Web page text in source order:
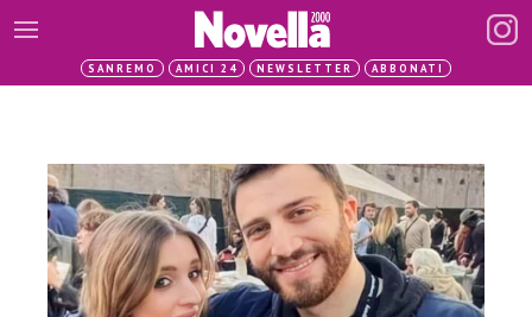
SANREMO AMICI 24 NEWSLETTER ABBONATI